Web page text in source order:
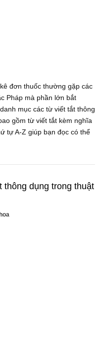
đơn thuốc thường gặp các
Pháp mà phần lớn bắt
mục các từ viết tắt thông
gồm từ viết tắt kèm nghĩa
tự A-Z giúp bạn đọc có thể
thông dụng trong thuật